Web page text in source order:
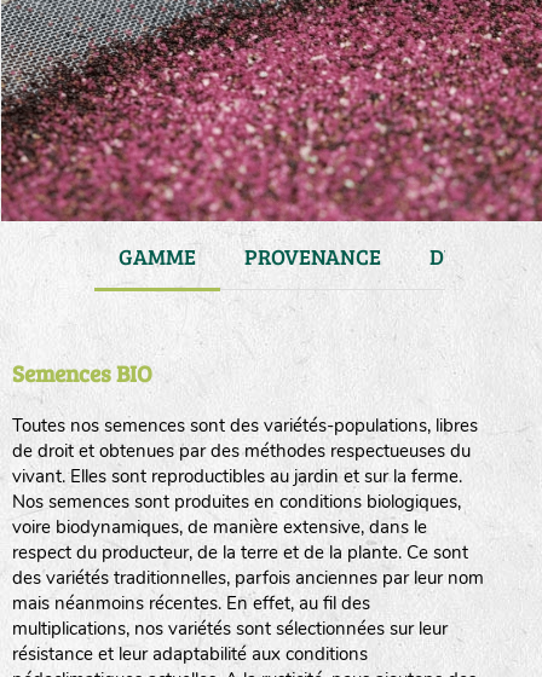
GAMME PROVENANCE DURÉE DE
Semences BIO
Toutes nos semences sont des variétés-populations, libres
de droit et obtenues par des méthodes respectueuses du
vivant. Elles sont reproductibles au jardin et sur la ferme.
Nos semences sont produites en conditions biologiques,
voire biodynamiques, de manière extensive, dans le
respect du producteur, de la terre et de la plante. Ce sont
des variétés traditionnelles, parfois anciennes par leur nom
mais néanmoins récentes. En effet, au fil des
multiplications, nos variétés sont sélectionnées sur leur
résistance et leur adaptabilité aux conditions
haies
zone sauvage